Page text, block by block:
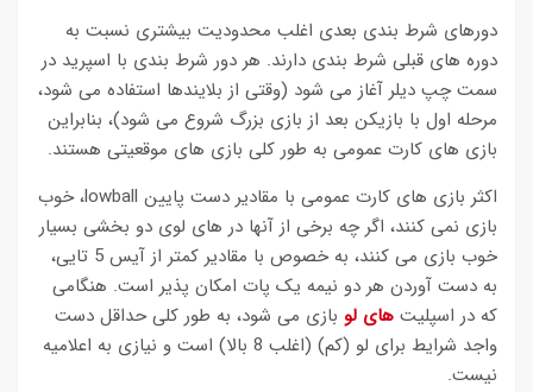
دورهای شرط بندی بعدی اغلب محدودیت بیشتری نسبت به
دوره های قبلی شرط بندی دارند. هر دور شرط بندی با اسپرید در
سمت چپ دیلر آغاز می شود (وقتی از بلایندها استفاده می شود،
مرحله اول با بازیکن بعد از بازی بزرگ شروع می شود)، بنابراین
بازی های کارت عمومی به طور کلی بازی های موقعیتی هستند.
اکثر بازی های کارت عمومی با مقادیر دست پایین lowball، خوب
بازی نمی کنند، اگر چه برخی از آنها در های لوی دو بخشی بسیار
خوب بازی می کنند، به خصوص با مقادیر کمتر از آیس 5 تایی،
به دست آوردن هر دو نیمه یک پات امکان پذیر است. هنگامی
که در اسپلیت های لو بازی می شود، به طور کلی حداقل دست
واجد شرایط برای لو (کم) (اغلب 8 بالا) است و نیازی به اعلامیه
نیست.